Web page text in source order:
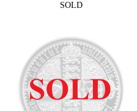
SOLD